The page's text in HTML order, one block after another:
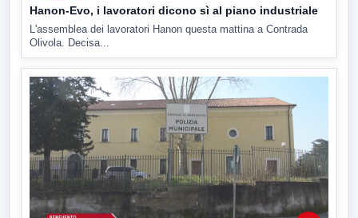
Hanon-Evo, i lavoratori dicono sì al piano industriale
L'assemblea dei lavoratori Hanon questa mattina a Contrada
Olivola. Decisa...